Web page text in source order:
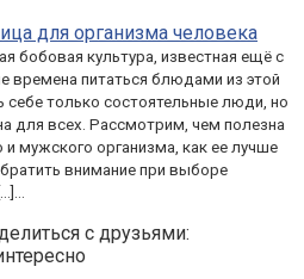
для организма человека
бобовая культура, известная ещё с
времена питаться блюдами из этой
себе только состоятельные люди, но
для всех. Рассмотрим, чем полезна
мужского организма, как ее лучше
внимание при выборе
с друзьями: